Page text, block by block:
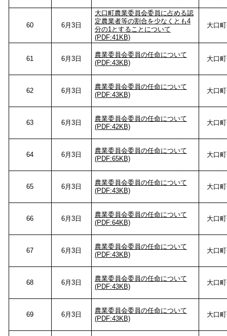
60 6月3日
大口町農業委員会委員に占める認
定農業者等の割合を少なくとも4
分の1とすることについて
(PDF:41KB)
大口
61 6月3日
農業委員会委員の任命について
(PDF:43KB)
大口
62 6月3日
農業委員会委員の任命について
(PDF:43KB)
大口
63 6月3日
農業委員会委員の任命について
(PDF:42KB)
大口
64 6月3日
農業委員会委員の任命について
(PDF:65KB)
大口
65 6月3日
農業委員会委員の任命について
(PDF:43KB)
大口
66 6月3日
農業委員会委員の任命について
(PDF:64KB)
大口
67 6月3日
農業委員会委員の任命について
(PDF:43KB)
大口
68 6月3日
農業委員会委員の任命について
(PDF:43KB)
大口
69 6月3日
農業委員会委員の任命について
(PDF:43KB)
大口